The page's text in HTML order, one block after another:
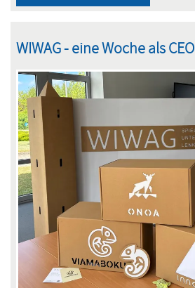
neuen
sind
WIWAG - eine Woche als CEO